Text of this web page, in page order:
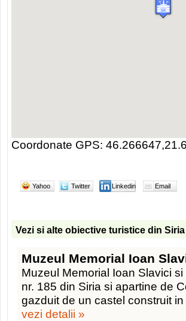
Coordonate GPS:
Yahoo Twitter Linkedin Email
Vezi si alte obiective turistice din Siria
Muzeul Memorial Ioan
Muzeul Memorial Ioan Slavici
nr. 185 din Siria si apartine de
gazduit de un castel construit
vezi detalii »